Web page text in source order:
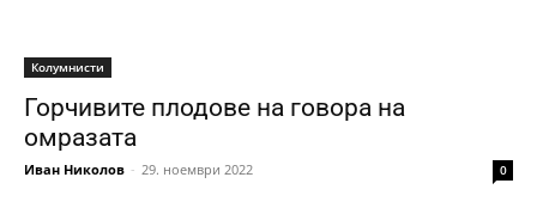
Колумнисти
Горчивите плодове на говора на
омразата
Иван Николов - 29. ноември 2022 0